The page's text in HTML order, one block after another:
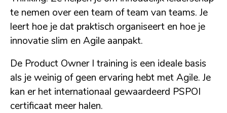
te nemen over een team of team van teams. Je
leert hoe je dat praktisch organiseert en hoe je
innovatie slim en Agile aanpakt.
De Product Owner I training is een ideale basis
als je weinig of geen ervaring hebt met Agile. Je
kan er het internationaal gewaardeerd PSPOI
certificaat meer halen.